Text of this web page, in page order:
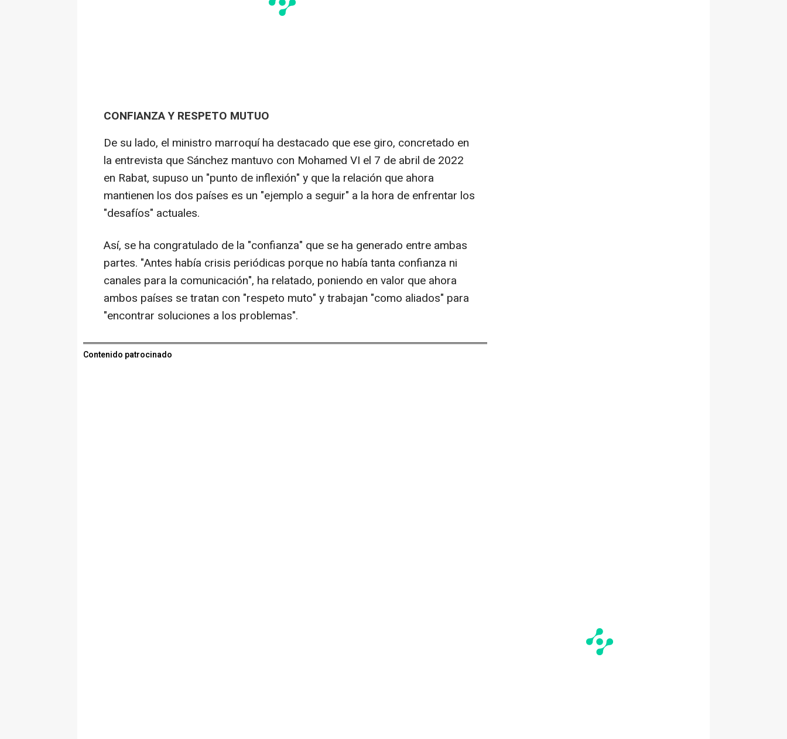
CONFIANZA Y RESPETO MUTUO
De su lado, el ministro marroquí ha destacado que ese giro, concretado en
la entrevista que Sánchez mantuvo con Mohamed VI el 7 de abril de 2022
en Rabat, supuso un "punto de inflexión" y que la relación que ahora
mantienen los dos países es un "ejemplo a seguir" a la hora de enfrentar los
"desafíos" actuales.
Así, se ha congratulado de la "confianza" que se ha generado entre ambas
partes. "Antes había crisis periódicas porque no había tanta confianza ni
canales para la comunicación", ha relatado, poniendo en valor que ahora
ambos países se tratan con "respeto muto" y trabajan "como aliados" para
"encontrar soluciones a los problemas".
Contenido patrocinado